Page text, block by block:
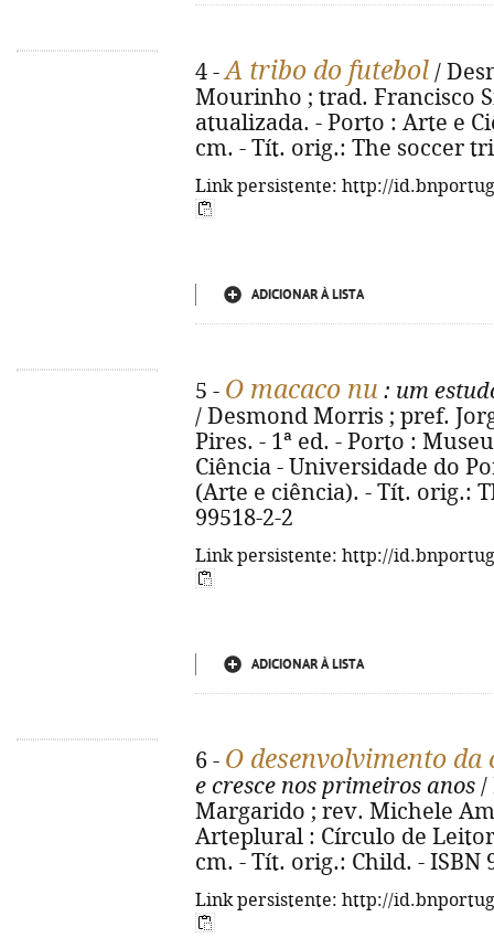
4 -A tribo do futebol /
Mourinho ; trad. Francisco
atualizada. - Porto : Arte e
cm. - Tít. orig.: The soccer
Link persistente: http://
ADICIONAR À LISTA
5 - O macaco nu : um
/ Desmond Morris ; pref.
Pires. - 1ª ed. - Porto :
Ciência - Universidade do
(Arte e ciência). - Tít. orig.:
99518-2-2
Link persistente: http://
ADICIONAR À LISTA
6 - O desenvolvimento da
e cresce nos primeiros anos /
Margarido ; rev. Michele
Arteplural : Círculo de
cm. - Tít. orig.: Child. - ISBN
Link persistente: http://